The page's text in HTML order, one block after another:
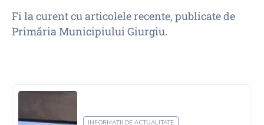
Fi la curent cu articolele recente, publicate de
Primăria Municipiului Giurgiu.
INFORMAȚII DE ACTUALITATE